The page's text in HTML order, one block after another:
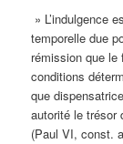
» L’indulgence
temporelle due
rémission que le
conditions
que
autorité le
(Paul VI, const.